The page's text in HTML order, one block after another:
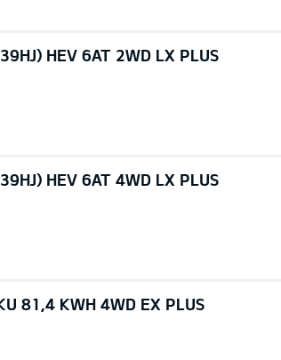
HEV 6AT 2WD LX PLUS
HEV 6AT 4WD LX PLUS
81,4 KWH 4WD EX PLUS